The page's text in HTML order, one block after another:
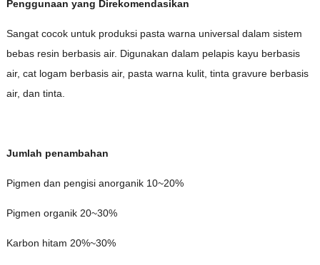
Penggunaan yang Direkomendasikan
Sangat cocok untuk produksi pasta warna universal dalam sistem
bebas resin berbasis air. Digunakan dalam pelapis kayu berbasis
air, cat logam berbasis air, pasta warna kulit, tinta gravure berbasis
air, dan tinta.
Jumlah penambahan
Pigmen dan pengisi anorganik 10~20%
Pigmen organik 20~30%
Karbon hitam 20%~30%